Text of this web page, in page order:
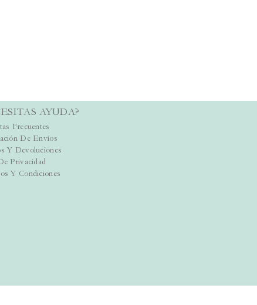
AYUDA?
Frecuentes
De Envíos
Y Devoluciones
Privacidad
Y Condiciones